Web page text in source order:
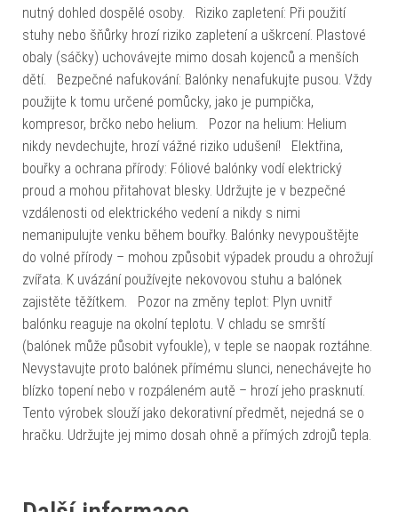
nutný dohled dospělé osoby. Riziko zapletení: Při použití
stuhy nebo šňůrky hrozí riziko zapletení a uškrcení. Plastové
obaly (sáčky) uchovávejte mimo dosah kojenců a menších
dětí. Bezpečné nafukování: Balónky nenafukujte pusou. Vždy
použijte k tomu určené pomůcky, jako je pumpička,
kompresor, brčko nebo helium. Pozor na helium: Helium
nikdy nevdechujte, hrozí vážné riziko udušení! Elektřina,
bouřky a ochrana přírody: Fóliové balónky vodí elektrický
proud a mohou přitahovat blesky. Udržujte je v bezpečné
vzdálenosti od elektrického vedení a nikdy s nimi
nemanipulujte venku během bouřky. Balónky nevypouštějte
do volné přírody – mohou způsobit výpadek proudu a ohrožují
zvířata. K uvázání používejte nekovovou stuhu a balónek
zajistěte těžítkem. Pozor na změny teplot: Plyn uvnitř
balónku reaguje na okolní teplotu. V chladu se smrští
(balónek může působit vyfoukle), v teple se naopak roztáhne.
Nevystavujte proto balónek přímému slunci, nenechávejte ho
blízko topení nebo v rozpáleném autě – hrozí jeho prasknutí.
Tento výrobek slouží jako dekorativní předmět, nejedná se o
hračku. Udržujte jej mimo dosah ohně a přímých zdrojů tepla.